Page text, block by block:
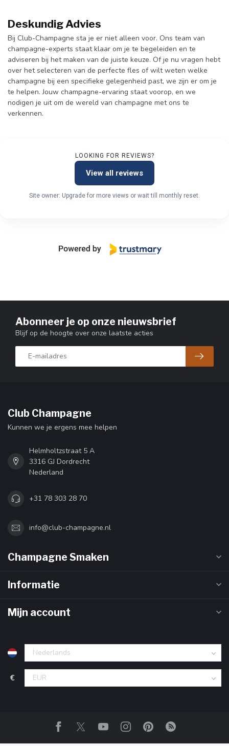
Deskundig Advies
Bij Club-Champagne sta je er niet alleen voor. Ons team van
champagne-experts staat klaar om je te begeleiden en te
adviseren bij het maken van de juiste keuze. Of je nu vragen hebt
over het selecteren van de perfecte fles of wilt weten welke
champagne bij een specifieke gelegenheid past, we zijn er om je
te helpen. Jouw champagne-ervaring staat voorop, en we
nodigen je uit om de wereld van champagne met ons te
verkennen.
LOOKING FOR REVIEWS?
View all reviews
Site owner: Upgrade for more views or wait till monthly reset.
Abonneer je op onze nieuwsbrief
Blijf op de hoogte over onze laatste acties
Club Champagne
Kunnen we je ergens mee helpen
Helmholtzstraat 5 A
3316 GJ Dordrecht
Nederland
+31 78 303 28 70
info@club-champagne.nl
Champagne Smaken
Informatie
Mijn account
€